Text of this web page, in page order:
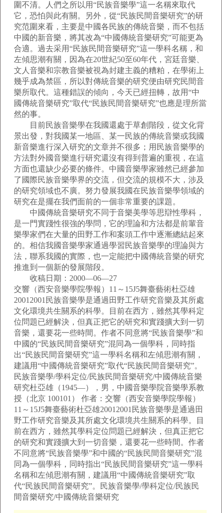
圍不清。人們之所以用“民族音樂學”這一名稱來取代
它，恐怕與此有關。另外，從“民族民間音樂研究”的研
究范圍來看，主要是中國各民族的傳統音樂，而不包括
中國的新音樂，將其改為“中國傳統音樂研究”可能更為
合適。過去采用“民族民間音樂研究”這一學科名稱，和
左傾思潮有關，因為在20世紀50至60年代，宮廷音樂、
文人音樂和宗教音樂被視為封建主義的糟粕，在學術上
幾乎成為禁區，所以對傳統音樂的研究便由研究民間音
樂所取代。這種錯誤的傾向，今天已經扭轉，故用“中
國傳統音樂研究”取代“民族民間音樂研究”也應是理所當
然的事。
目前民族音樂學在我國還處于草創階段，從文化背
景出發，對我國某一地區、某一民族的傳統音樂或我國
新音樂進行深入研究的文章并不很多；用民族音樂學的
方法對外國音樂進行研究還沒有得到普遍的重視，在這
方面也還缺少必要的條件。中國音樂學家雖然已經參加
了國際民族音樂學界的交流，但交流的規模不大，涉及
的研究領域也不廣。努力發展我國在民族音樂學領域的
研究在是擺在我們面前的一個非常重要的課題。
中國傳統音樂研究不同于音樂美學等思辯性學科，
是一門實踐性很強的學問，它的理論和方法都是前輩音
樂學家們在大量的田野工作和案頭工作中逐漸總結起來
的。相信我國音樂學家通過學習民族音樂學的理論與方
法，聯系我國的實際，也一定能把中國傳統音樂的研究
推進到一個新的發展階段。
收稿日期：2000—06—27
交響（西安音樂學院學報）11～15J5舞臺藝術杜亞雄
20012001民族音樂學是通過田野工作研究音樂及其所處
文化環境共生關系的科學。目前在西方，雖然其學科定
位問題已經解決，但真正把它的研究和實踐擴大到一切
音樂，還要花一些時間。作者不同意將“民族音樂學”和
中國的“民族民間音樂研究”混同為一個學科，同時指
出“民族民間音樂研究”這一學科名稱和左傾思潮有關，
建議用“中國傳統音樂研究”取代“民族民間音樂研究”。
民族音樂學/學科定位/民族民間音樂研究/中國傳統音樂
研究杜亞雄（1945—），男，中國音樂學院音樂學系教
授（北京 100101） 作者：交響（西安音樂學院學報）
11～15J5舞臺藝術杜亞雄20012001民族音樂學是通過田
野工作研究音樂及其所處文化環境共生關系的科學。目
前在西方，雖然其學科定位問題已經解決，但真正把它
的研究和實踐擴大到一切音樂，還要花一些時間。作者
不同意將“民族音樂學”和中國的“民族民間音樂研究”混
同為一個學科，同時指出“民族民間音樂研究”這一學科
名稱和左傾思潮有關，建議用“中國傳統音樂研究”取
代“民族民間音樂研究”。民族音樂學/學科定位/民族民
間音樂研究/中國傳統音樂研究